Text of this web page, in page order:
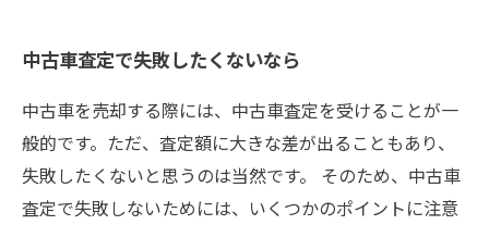
中古車査定で失敗したくないなら
中古車を売却する際には、中古車査定を受けることが一
般的です。ただ、査定額に大きな差が出ることもあり、
失敗したくないと思うのは当然です。 そのため、中古車
査定で失敗しないためには、いくつかのポイントに注意